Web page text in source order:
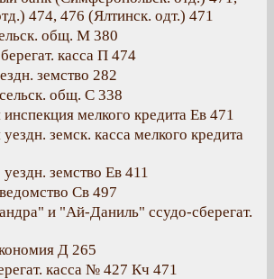
474, 476 (Ялтинск. одт.) 471
общ. М 380
касса П 474
земство 282
общ. С 338
мелкого кредита Ев 471
земск. касса мелкого кредита
земство Ев 411
Св 497
и "Ай-Даниль" ссудо-сберегат.
Д 265
касса № 427 Кч 471